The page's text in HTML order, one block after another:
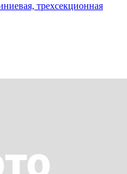
трехсекционная